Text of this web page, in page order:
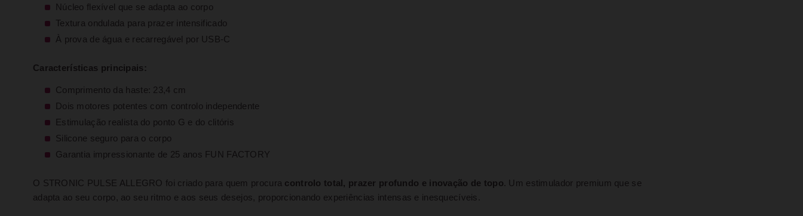
Núcleo flexível que se adapta ao corpo
Textura ondulada para prazer intensificado
À prova de água e recarregável por USB-C
Características principais:
Comprimento da haste: 23,4 cm
Dois motores potentes com controlo independente
Estimulação realista do ponto G e do clitóris
Silicone seguro para o corpo
Garantia impressionante de 25 anos FUN FACTORY
O STRONIC PULSE ALLEGRO foi criado para quem procura controlo total, prazer profundo e inovação de topo . Um estimulador premium que se
adapta ao seu corpo, ao seu ritmo e aos seus desejos, proporcionando experiências intensas e inesquecíveis.